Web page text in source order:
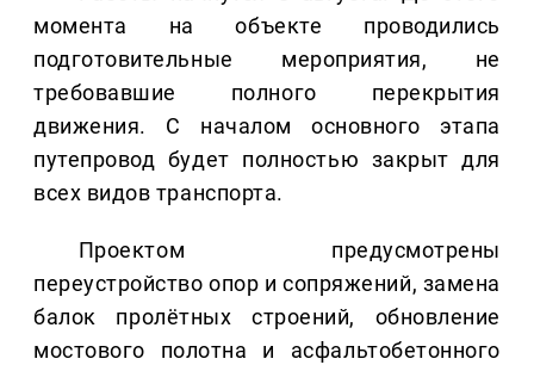
момента на объекте проводились
подготовительные мероприятия, не
требовавшие полного перекрытия
движения. С началом основного этапа
путепровод будет полностью закрыт для
всех видов транспорта.
Проектом предусмотрены
переустройство опор и сопряжений, замена
балок пролётных строений, обновление
мостового полотна и асфальтобетонного